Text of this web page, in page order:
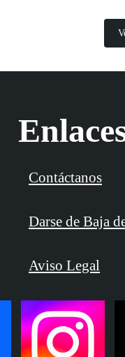
Contáctanos
Darse de Baja
Aviso Legal